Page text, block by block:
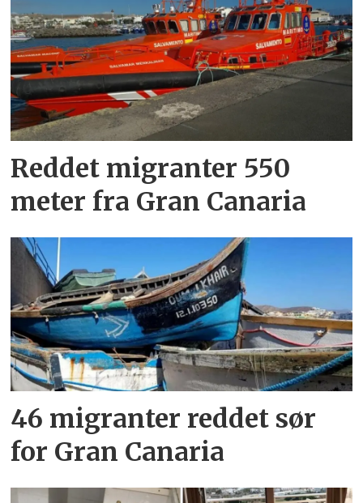
Reddet migranter 550
meter fra Gran Canaria
46 migranter reddet sør
for Gran Canaria